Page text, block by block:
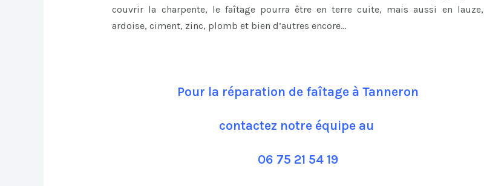
couvrir la charpente, le faîtage pourra être en terre cuite, mais aussi en lauze,
ardoise, ciment, zinc, plomb et bien d’autres encore…
Pour la réparation de faîtage à Tanneron
contactez notre équipe au
06 75 21 54 19